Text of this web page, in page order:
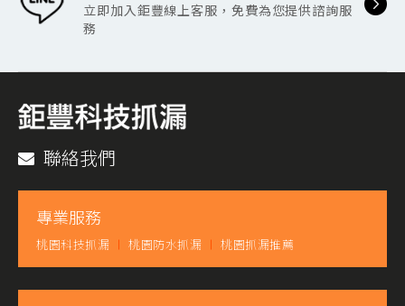
立即加入鉅豐線上客服，免費為您提供諮詢服
務
聯絡我們
專業服務
桃園科技抓漏 桃園防水抓漏 桃園抓漏推薦